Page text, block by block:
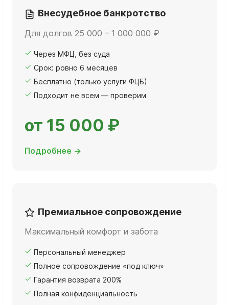
Внесудебное банкротство
Для долгов 25 000 – 1 000 000 ₽
Через МФЦ, без суда
Срок: ровно 6 месяцев
Бесплатно (только услуги ФЦБ)
Подходит не всем — проверим
от 15 000 ₽
Подробнее →
Премиальное сопровождение
Максимальный комфорт и забота
Персональный менеджер
Полное сопровождение «под ключ»
Гарантия возврата 200%
Полная конфиденциальность